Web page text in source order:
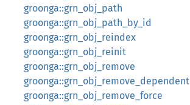
groonga::grn_obj_path
groonga::grn_obj_path_by_id
groonga::grn_obj_reindex
groonga::grn_obj_reinit
groonga::grn_obj_remove
groonga::grn_obj_remove_dependent
groonga::grn_obj_remove_force